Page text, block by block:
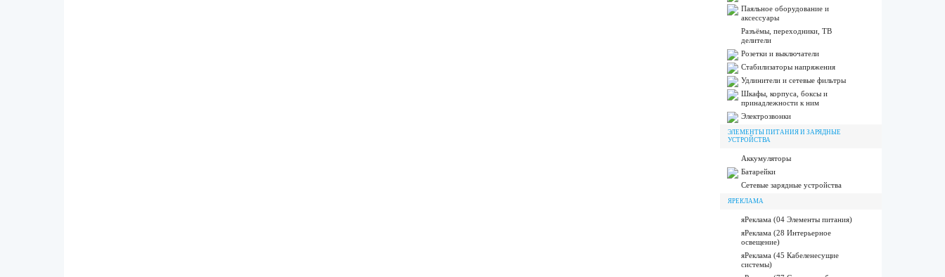
Паяльное оборудование и
аксессуары
Разъёмы, переходники, ТВ
делители
Розетки и выключатели
Стабилизаторы напряжения
Удлинители и сетевые фильтры
Шкафы, корпуса, боксы и
принадлежности к ним
Электрозвонки
ЭЛЕМЕНТЫ ПИТАНИЯ И ЗАРЯДНЫЕ
УСТРОЙСТВА
Аккумуляторы
Батарейки
Сетевые зарядные устройства
ЯРЕКЛАМА
яРеклама (04 Элементы питания)
яРеклама (28 Интерьерное
освещение)
яРеклама (45 Кабеленесущие
системы)